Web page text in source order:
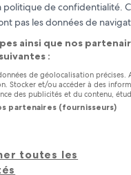
Gagnez des
chaque nuit
hôtels en
politique de confidentialité.
pas les données de
ainsi que nos
:
de géolocalisation précises.
Stocker et/ou accéder à des
des publicités et du contenu,
partenaires (fournisseurs)
toutes les